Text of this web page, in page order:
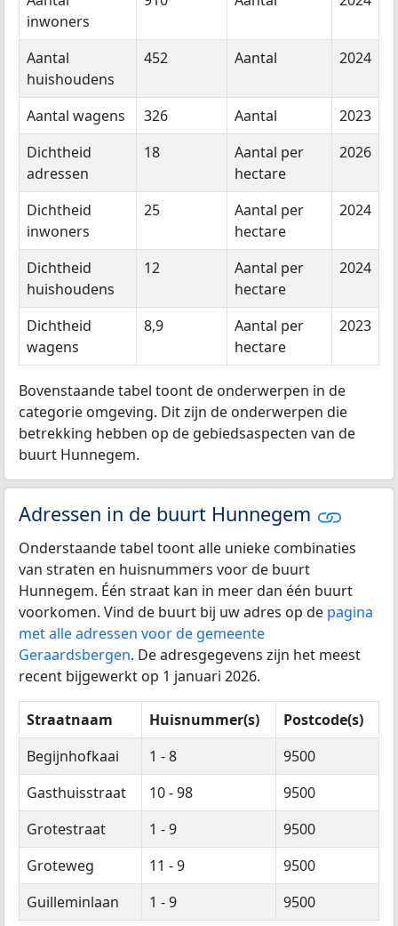
inwoners
Aantal
huishoudens
452 Aantal 2024
Aantal wagens 326 Aantal
2023
Dichtheid
adressen
18
Aantal per
hectare
2026
Dichtheid
inwoners
25
Aantal per
hectare
2024
Dichtheid
huishoudens
12
Aantal per
hectare
2024
Dichtheid
wagens
8,9
Aantal per
hectare
2023
Bovenstaande tabel toont de onderwerpen in de
categorie omgeving. Dit zijn de onderwerpen die
betrekking hebben op de gebiedsaspecten van de
buurt Hunnegem.
Adressen in de buurt Hunnegem
Onderstaande tabel toont alle unieke combinaties
van straten en huisnummers voor de buurt
Hunnegem. Één straat kan in meer dan één buurt
voorkomen. Vind de buurt bij uw adres op de pagina
met alle adressen voor de gemeente
Geraardsbergen. De adresgegevens zijn het meest
recent bijgewerkt op 1 januari 2026.
Straatnaam Huisnummer(s)
Postcode(s)
Begijnhofkaai
1 - 8
9500
Gasthuisstraat
10 - 98
9500
Grotestraat
1 - 9
9500
Groteweg
11 - 9
9500
Guilleminlaan
1 - 9 9500